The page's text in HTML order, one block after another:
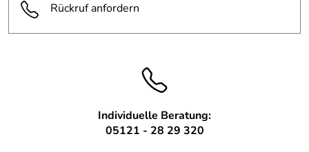
gefertigt aus S235JR Stahl, 40x8mm Flachstahl,
lackiert mit WS-Plast M4200 in RAL 9017,
oben Handlauf aus Buche ca. 50 x 30 mm auf den Rahmen
mit dem Handlauf von unten verschraubt,
vorbereitet mit Handlaufhaltern zur Montage an der Wand,
Rückruf anfordern
Individuelle Beratung:
05121 - 28 29 320